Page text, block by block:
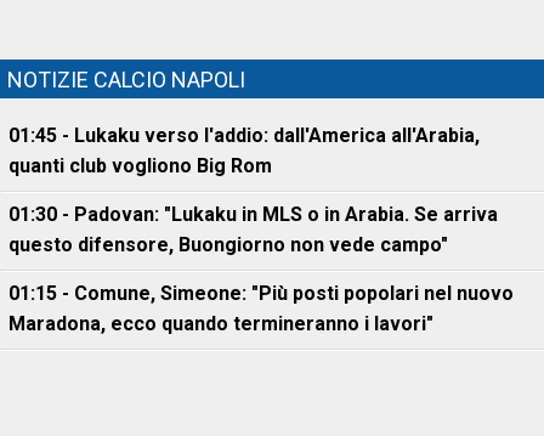
NOTIZIE CALCIO NAPOLI
01:45 - Lukaku verso l'addio: dall'America all'Arabia,
quanti club vogliono Big Rom
01:30 - Padovan: "Lukaku in MLS o in Arabia. Se arriva
questo difensore, Buongiorno non vede campo"
01:15 - Comune, Simeone: "Più posti popolari nel nuovo
Maradona, ecco quando termineranno i lavori"